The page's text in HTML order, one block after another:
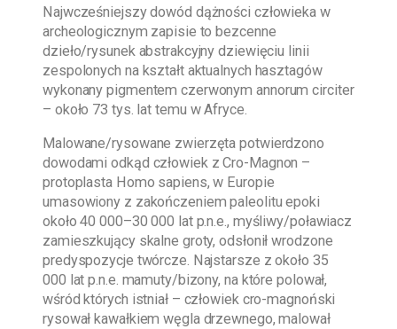
Najwcześniejszy dowód dążności człowieka w
archeologicznym zapisie to bezcenne
dzieło/rysunek abstrakcyjny dziewięciu linii
zespolonych na kształt aktualnych hasztagów
wykonany pigmentem czerwonym annorum circiter
– około 73 tys. lat temu w Afryce.
Malowane/rysowane zwierzęta potwierdzono
dowodami odkąd człowiek z Cro-Magnon –
protoplasta Homo sapiens, w Europie
umasowiony z zakończeniem paleolitu epoki
około 40 000–30 000 lat p.n.e., myśliwy/poławiacz
zamieszkujący skalne groty, odsłonił wrodzone
predyspozycje twórcze. Najstarsze z około 35
000 lat p.n.e. mamuty/bizony, na które polował,
wśród których istniał – człowiek cro-magnoński
rysował kawałkiem węgla drzewnego, malował